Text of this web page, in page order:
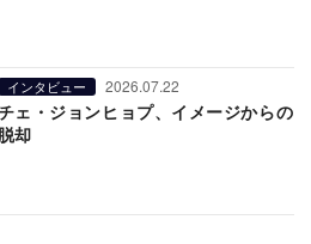
インタビュー 2026.07.22
ェ・ジョンヒョプ、イメージからの
脱却